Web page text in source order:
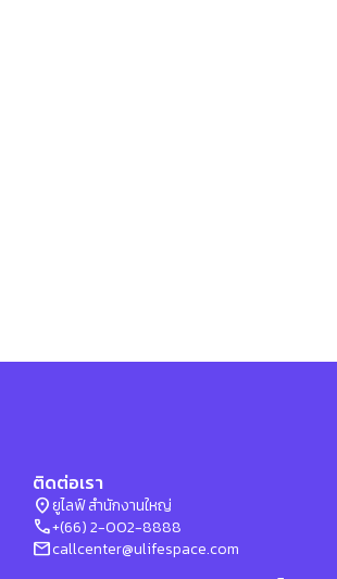
ติดต่อเรา
location_onยูไลฟ์ สำนักงานใหญ่
phone+(66) 2-002-8888
mailcallcenter@ulifespace.com